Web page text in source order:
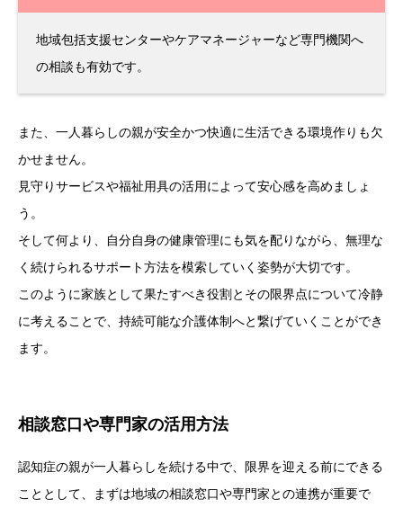
地域包括支援センターやケアマネージャーなど専門機関へ
の相談も有効です。
また、一人暮らしの親が安全かつ快適に生活できる環境作りも欠
かせません。
見守りサービスや福祉用具の活用によって安心感を高めましょ
う。
そして何より、自分自身の健康管理にも気を配りながら、無理な
く続けられるサポート方法を模索していく姿勢が大切です。
このように家族として果たすべき役割とその限界点について冷静
に考えることで、持続可能な介護体制へと繋げていくことができ
ます。
相談窓口や専門家の活用方法
認知症の親が一人暮らしを続ける中で、限界を迎える前にできる
こととして、まずは地域の相談窓口や専門家との連携が重要で